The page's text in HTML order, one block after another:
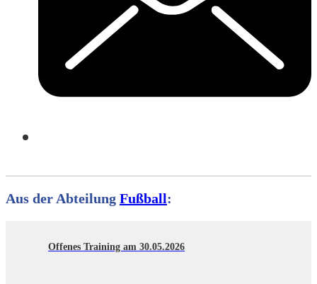
Aus der Abteilung Fußball:
Offenes Training am 30.05.2026